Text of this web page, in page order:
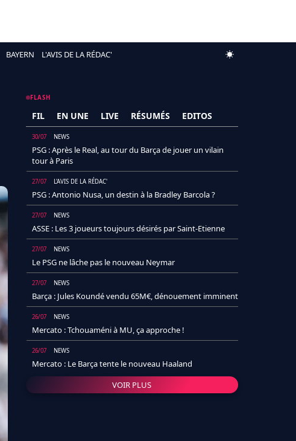
BAYERN L'AVIS DE LA RÉDAC'
FLASH
FIL EN UNE LIVE RÉSUMÉS EDITOS
30/07 NEWS
PSG : Après le Real, au tour du Barça de jouer un vilain
tour à Paris
27/07 L'AVIS DE LA RÉDAC'
PSG : Antonio Nusa, un destin à la Bradley Barcola ?
27/07 NEWS
ASSE : Les 3 joueurs toujours désirés par Saint-Etienne
27/07 NEWS
Le PSG ne lâche pas le nouveau Neymar
27/07 NEWS
Barça : Jules Koundé vendu 65M€, dénouement imminent
26/07 NEWS
Mercato : Tchouaméni à MU, ça approche !
26/07 NEWS
Mercato : Le Barça tente le nouveau Haaland
VOIR PLUS